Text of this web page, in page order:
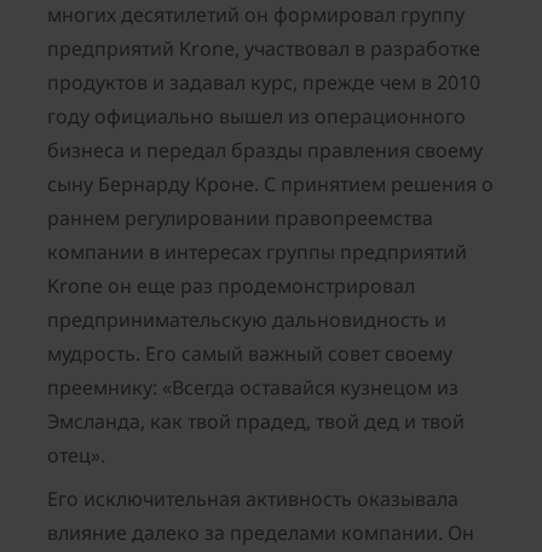
многих десятилетий он формировал группу
предприятий Krone, участвовал в разработке
продуктов и задавал курс, прежде чем в 2010
году официально вышел из операционного
бизнеса и передал бразды правления своему
сыну Бернарду Кроне. С принятием решения о
раннем регулировании правопреемства
компании в интересах группы предприятий
Krone он еще раз продемонстрировал
предпринимательскую дальновидность и
мудрость. Его самый важный совет своему
преемнику: «Всегда оставайся кузнецом из
Эмсланда, как твой прадед, твой дед и твой
отец».
Его исключительная активность оказывала
влияние далеко за пределами компании. Он